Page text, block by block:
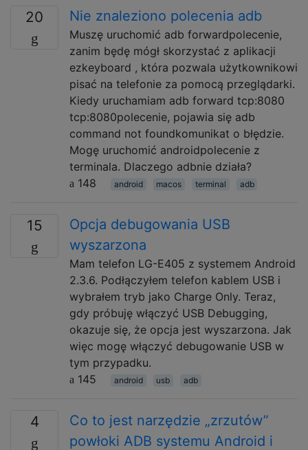
20 Nie znaleziono polecenia adb
Muszę uruchomić adb forwardpolecenie,
zanim będę mógł skorzystać z aplikacji
ezkeyboard , która pozwala użytkownikowi
pisać na telefonie za pomocą przeglądarki.
Kiedy uruchamiam adb forward tcp:8080
tcp:8080polecenie, pojawia się adb
command not foundkomunikat o błędzie.
Mogę uruchomić androidpolecenie z
terminala. Dlaczego adbnie działa?
148
android macos terminal adb
15
Opcja debugowania USB
wyszarzona
Mam telefon LG-E405 z systemem Android
2.3.6. Podłączyłem telefon kablem USB i
wybrałem tryb jako Charge Only. Teraz,
gdy próbuję włączyć USB Debugging,
okazuje się, że opcja jest wyszarzona. Jak
więc mogę włączyć debugowanie USB w
tym przypadku.
145
android usb adb
4
Co to jest narzędzie „zrzutów”
powłoki ADB systemu Android i